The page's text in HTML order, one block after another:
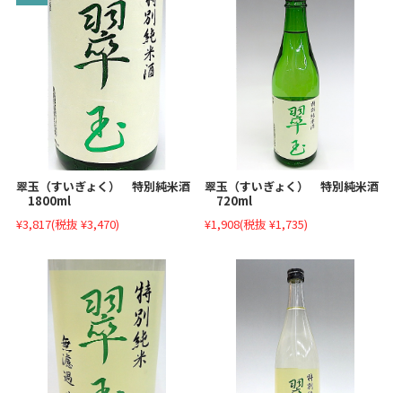
翠玉（すいぎょく） 特別純米酒
1800ml
¥3,817(税抜 ¥3,470)
翠玉（すいぎょく） 特別純米酒
720ml
¥1,908(税抜 ¥1,735)